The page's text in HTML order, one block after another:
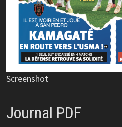
Screenshot
Journal PDF